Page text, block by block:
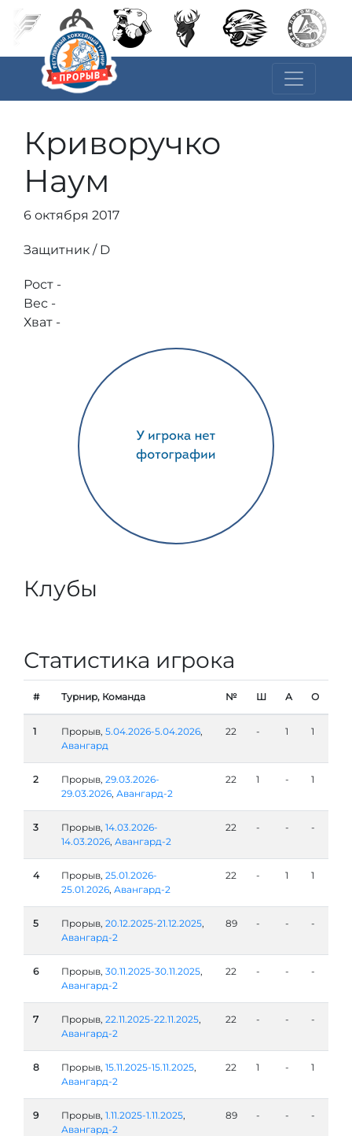
Криворучко
Наум
6 октября 2017
Защитник / D
Рост -
Вес -
Хват -
Клубы
Статистика игрока
# Турнир, Команда № Ш А О
1 Прорыв, 5.04.2026-5.04.2026,
Авангард
22 - 1 1
2 Прорыв, 29.03.2026-
29.03.2026, Авангард-2
22 1 - 1
3 Прорыв, 14.03.2026-
14.03.2026, Авангард-2
22 - - -
4 Прорыв, 25.01.2026-
25.01.2026, Авангард-2
22 - 1 1
5 Прорыв, 20.12.2025-21.12.2025,
Авангард-2
89 - - -
6 Прорыв, 30.11.2025-30.11.2025,
Авангард-2
22 - - -
7 Прорыв, 22.11.2025-22.11.2025,
Авангард-2
22 - - -
8 Прорыв, 15.11.2025-15.11.2025,
Авангард-2
22 1 - 1
9 Прорыв, 1.11.2025-1.11.2025,
Авангард-2
89 - - -